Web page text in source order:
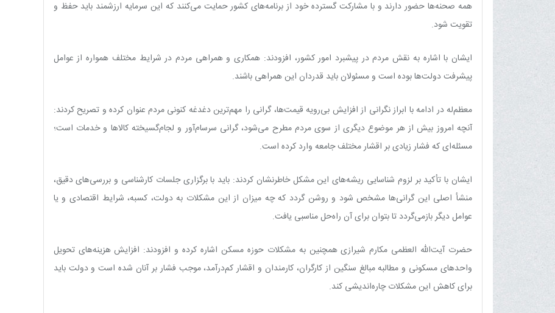
همه صحنه‌ها حضور دارند و با مشارکت گسترده خود از برنامه‌های کشور حمایت می‌کنند که این سرمایه ارزشمند باید حفظ و
تقویت شود.
ایشان با اشاره به نقش مردم در پیشبرد امور کشور، افزودند: همکاری و همراهی مردم در شرایط مختلف همواره از عوامل
پیشرفت دولت‌ها بوده است و مسئولان باید قدردان این همراهی باشند.
معظم‌له در ادامه با ابراز نگرانی از افزایش بی‌رویه قیمت‌ها، گرانی را مهم‌ترین دغدغه کنونی مردم عنوان کرده و تصریح کردند:
آنچه امروز بیش از هر موضوع دیگری از سوی مردم مطرح می‌شود، گرانی سرسام‌آور و لجام‌گسیخته کالاها و خدمات است؛
مسئله‌ای که فشار زیادی بر اقشار مختلف جامعه وارد کرده است.
ایشان با تأکید بر لزوم شناسایی ریشه‌های این مشکل خاطرنشان کردند: باید با برگزاری جلسات کارشناسی و بررسی‌های دقیق،
منشأ اصلی این گرانی‌ها مشخص شود و روشن گردد که چه میزان از این مشکلات به دولت، کسبه، شرایط اقتصادی و یا
عوامل دیگر بازمی‌گردد تا بتوان برای آن راه‌حل مناسبی یافت.
حضرت آیت‌الله العظمی مکارم شیرازی همچنین به مشکلات حوزه مسکن اشاره کرده و افزودند: افزایش هزینه‌های تحویل
واحدهای مسکونی و مطالبه مبالغ سنگین از کارگران، کارمندان و اقشار کم‌درآمد، موجب فشار بر آنان شده است و دولت باید
برای کاهش این مشکلات چاره‌اندیشی کند.